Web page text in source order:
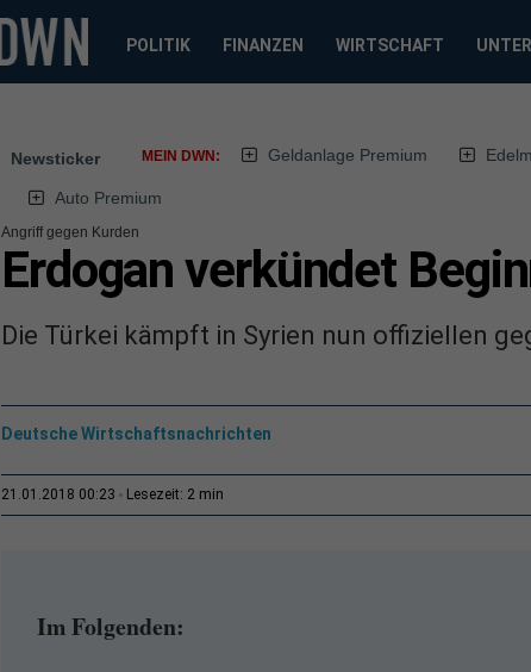
POLITIK FINANZEN WIRTSCHAFT
Newsticker MEIN DWN: Geldanlage Premium
Auto Premium
Angriff gegen Kurden
Erdogan verkündet
Die Türkei kämpft in Syrien nun offiziellen
Deutsche Wirtschaftsnachrichten
21.01.2018 00:23 Lesezeit: 2 min
Im Folgenden: